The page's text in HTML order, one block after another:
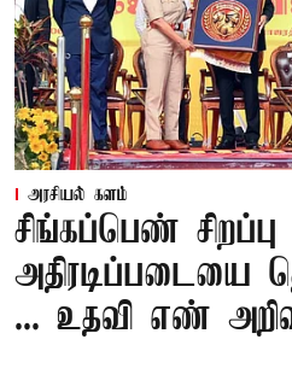
அரசியல் களம்
சிங்கப்பெண் சிறப்பு
அதிரடிப்படையை
... உதவி எண்